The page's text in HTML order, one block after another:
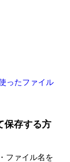
ったファイル
保存する方
ファイル名を